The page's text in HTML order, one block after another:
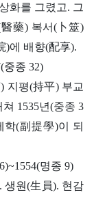
화를 그렸고. 그
藥) 복서(卜筮)
)에 배향(配享).
중종 32)
지평(持平) 부교
1535년(중종 3
학(副提學)이 되
명종 9)
생원(生員). 현감